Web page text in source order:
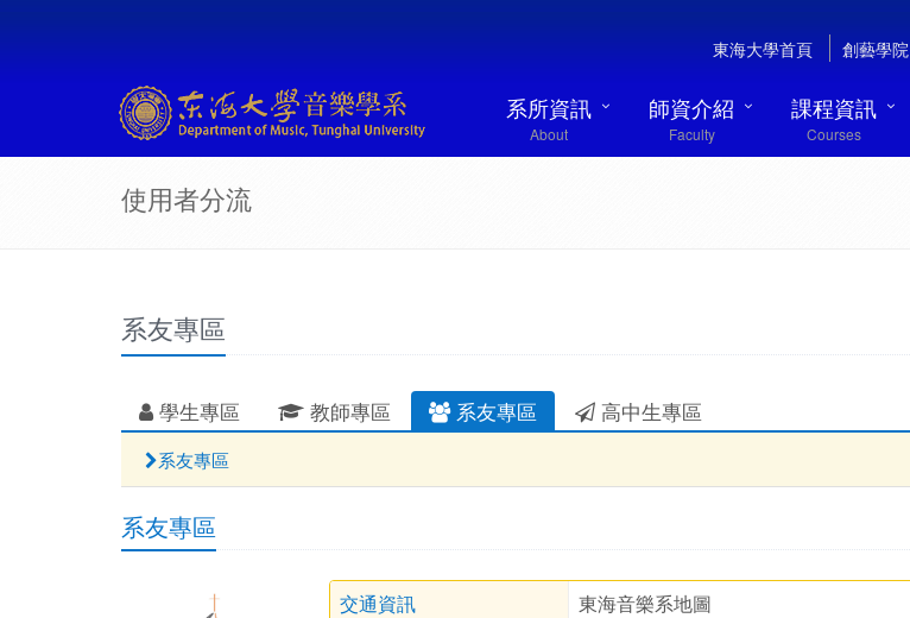
東海大學首頁 創藝學院
系所資訊
About
師資介紹
Faculty
課程資訊
Courses
使用者分流
系友專區
學生專區 教師專區 系友專區 高中生專區
系友專區
系友專區
交通資訊 東海音樂系地圖